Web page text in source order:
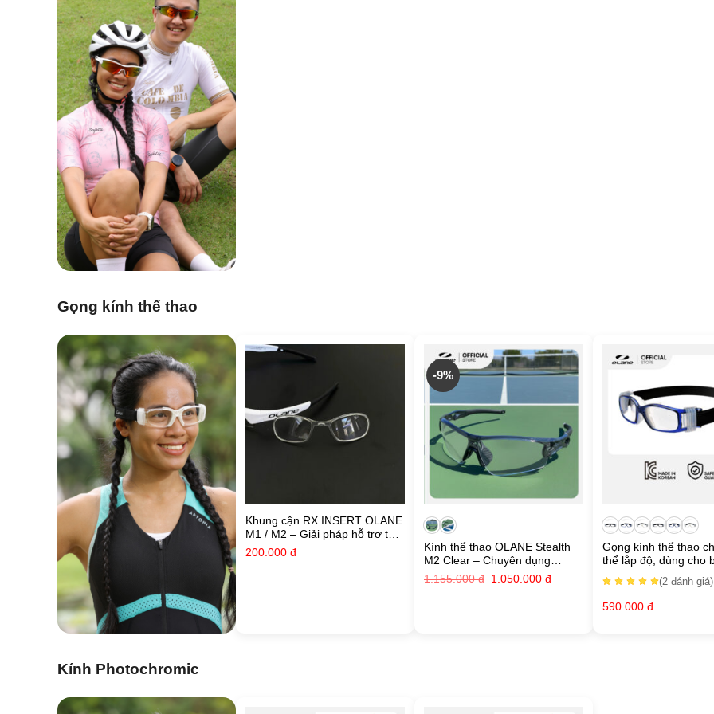
Gọng kính thể thao
Khung cận RX INSERT OLANE
M1 / M2 – Giải pháp hỗ trợ thị
lực cho kính thể thao OLANE
200.000 đ
-9%
Kính thể thao OLANE Stealth
M2 Clear – Chuyên dụng
Pickleball & Chạy đêm
1.155.000đ Giá
1.050.000đGiá
Gọng kính thể thao
thể lắp độ, dùng cho
(2 đánh giá)
590.000 đ
Kính Photochromic